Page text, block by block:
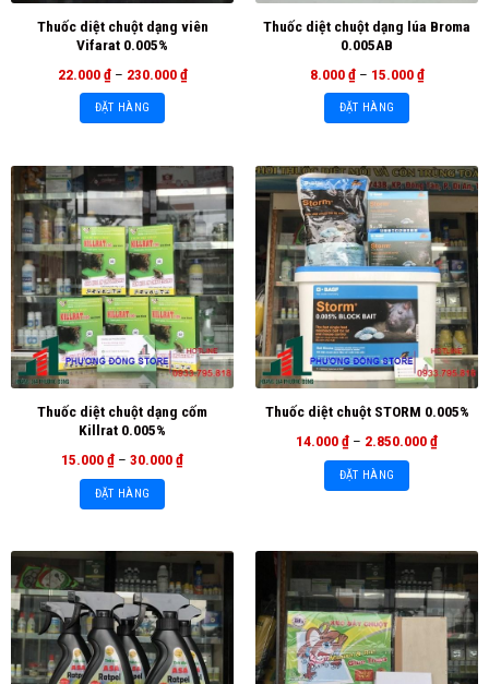
Thuốc diệt chuột dạng viên
Vifarat 0.005%
22.000₫ – 230.000₫
ĐẶT HÀNG
Thuốc diệt chuột dạng lúa Broma
0.005AB
8.000₫ – 15.000₫
ĐẶT HÀNG
Thuốc diệt chuột dạng cốm
Killrat 0.005%
15.000₫ – 30.000₫
ĐẶT HÀNG
Thuốc diệt chuột STORM 0.005%
14.000₫ – 2.850.000₫
ĐẶT HÀNG